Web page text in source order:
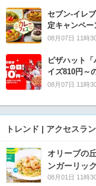
セブン‐イレ
定キャンペー
08月07日 11時
ピザハット
イズ810円～
08月07日 11時
トレンド | アクセスラ
オリーブの
ンガーリッ
08月01日 11時